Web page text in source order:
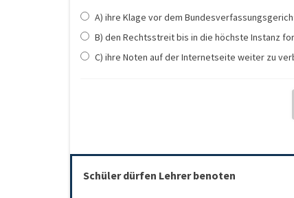
A) ihre Klage vor dem
B) den Rechtsstreit bis in die höchste Instanz
C) ihre Noten auf der Internetseite weiter zu
Schüler dürfen Lehrer benoten